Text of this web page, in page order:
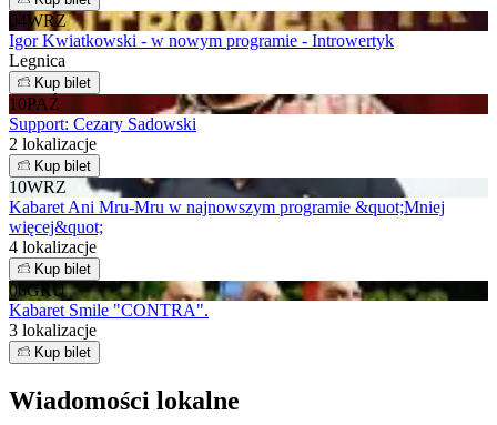
04WRZ
Igor Kwiatkowski - w nowym programie - Introwertyk
Legnica
Kup bilet
10PAŹ
Support: Cezary Sadowski
2 lokalizacje
Kup bilet
10WRZ
Kabaret Ani Mru-Mru w najnowszym programie &quot;Mniej
więcej&quot;
4 lokalizacje
Kup bilet
06GRU
Kabaret Smile "CONTRA".
3 lokalizacje
Kup bilet
Wiadomości lokalne